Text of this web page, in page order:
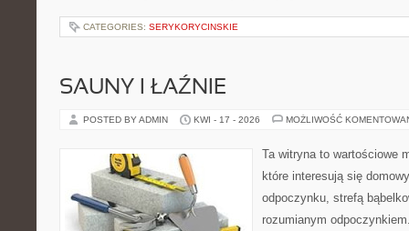
CATEGORIES: SERYKORYCINSKIE
SAUNY I ŁAŹNIE
POSTED BY ADMIN KWI - 17 - 2026 MOŻLIWOŚĆ
Ta witryna to wartościowe
które interesują się
odpoczynku, strefą
rozumianym